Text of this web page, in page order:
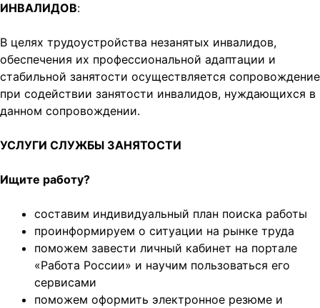
ИНВАЛИДОВ:
В целях трудоустройства незанятых инвалидов,
обеспечения их профессиональной адаптации и
стабильной занятости осуществляется сопровождение
при содействии занятости инвалидов, нуждающихся в
данном сопровождении.
УСЛУГИ СЛУЖБЫ ЗАНЯТОСТИ
Ищите работу?
составим индивидуальный план поиска работы
проинформируем о ситуации на рынке труда
поможем завести личный кабинет на портале
«Работа России» и научим пользоваться его
сервисами
поможем оформить электронное резюме и